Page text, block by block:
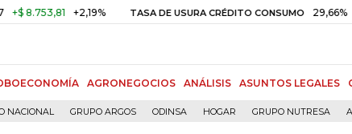
+2,19% TASA DE USURA CRÉDITO CONSUMO 29,66%
AGRONEGOCIOS ANÁLISIS ASUNTOS LEGALES
NACIONAL GRUPO ARGOS ODINSA HOGAR GRUPO NUTRESA